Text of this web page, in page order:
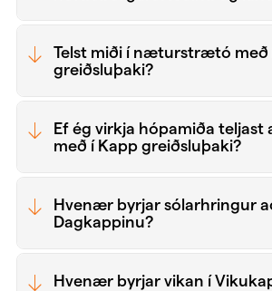
Telst miði í næturstrætó með
greiðsluþaki?
Ef ég virkja hópamiða teljast
með í Kapp greiðsluþaki?
Hvenær byrjar sólarhringur
Dagkappinu?
Hvenær byrjar vikan í